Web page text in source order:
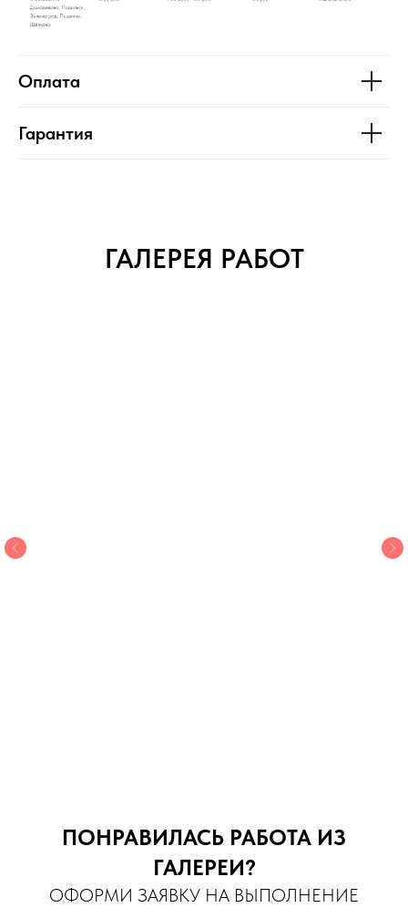
Оплата
Гарантия
ГАЛЕРЕЯ РАБОТ
ПОНРАВИЛАСЬ РАБОТА ИЗ
ГАЛЕРЕИ?
ОФОРМИ ЗАЯВКУ НА ВЫПОЛНЕНИЕ